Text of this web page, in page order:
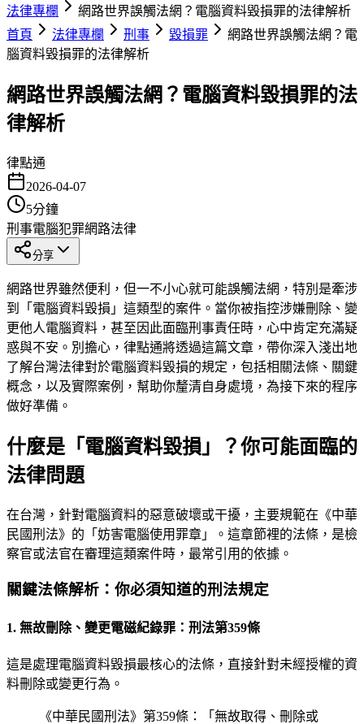
法律專欄
網路世界誤觸法網？電腦資料毀損罪的法律解析
首頁
法律專欄 刑事 毀損罪
網路世界誤觸法網？電
腦資料毀損罪的法律解析
網路世界誤觸法網？電腦資料毀損罪的法
律解析
律點通
2026-04-07
5分鐘
刑事電腦犯罪網路法律
分享
網路世界雖然便利，但一不小心就可能誤觸法網，特別是牽涉
到「電腦資料毀損」這類型的案件。當你被指控涉嫌刪除、變
更他人電腦資料，甚至因此面臨刑事責任時，心中肯定充滿疑
惑與不安。別擔心，律點通將透過這篇文章，帶你深入淺出地
了解台灣法律對於電腦資料毀損的規定，包括相關法條、關鍵
概念，以及實際案例，幫助你釐清自身處境，為接下來的程序
做好準備。
什麼是「電腦資料毀損」？你可能面臨的
法律問題
在台灣，針對電腦資料的惡意破壞或干擾，主要規範在《中華
民國刑法》的「妨害電腦使用罪章」。這章節裡的法條，是檢
察官或法官在審理這類案件時，最常引用的依據。
關鍵法條解析：你必須知道的刑法規定
1. 無故刪除、變更電磁紀錄罪：刑法第359條
這是處理電腦資料毀損最核心的法條，直接針對未經授權的資
料刪除或變更行為。
《中華民國刑法》第359條：「無故取得、刪除或